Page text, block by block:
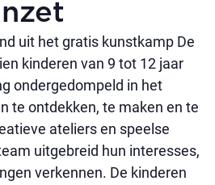
uit het gratis kunstkamp De
kinderen van 9 tot 12 jaar
ondergedompeld in het
te ontdekken, te maken en te
ateliers en speelse
uitgebreid hun interesses,
verkennen. De kinderen